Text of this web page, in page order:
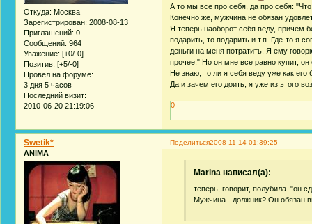
Откуда: Москва
Зарегистрирован: 2008-08-13
Приглашений: 0
Сообщений: 964
Уважение: [+0/-0]
Позитив: [+5/-0]
Провел на форуме:
3 дня 5 часов
Последний визит:
2010-06-20 21:19:06
А то мы все про себя, да про себя:
Конечно же, мужчина не обязан
Я теперь наоборот себя веду, причем
подарить, то подарить и т.п. Где-то я
деньги на меня потратить. Я ему
прочее." Но он мне все равно купит,
Не знаю, то ли я себя веду уже как
Да и зачем его доить, я уже из этого
0
Поделиться2008-11-14 01:39:25
Swetik*
ANIMA
Marina написал(а):
теперь, говорит, полубила. "он
Мужчина - должник? Он обязан